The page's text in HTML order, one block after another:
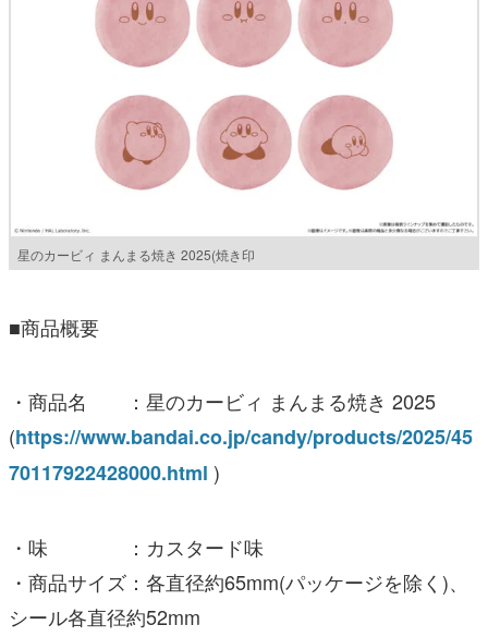
星のカービィ まんまる焼き 2025(焼き印
■商品概要
・商品名 ：星のカービィ まんまる焼き 2025
(https://www.bandai.co.jp/candy/products/2025/45
70117922428000.html )
・味 ：カスタード味
・商品サイズ：各直径約65mm(パッケージを除く)、
シール各直径約52mm